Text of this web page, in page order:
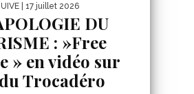
| 17 juillet 2026
DU
: »Free
» en vidéo sur
Trocadéro